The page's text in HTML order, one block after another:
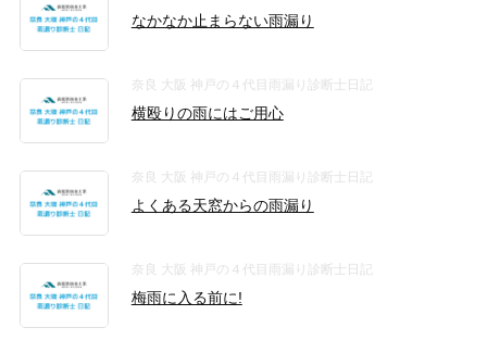
なかなか止まらない雨漏り
奈良 大阪 神戸の４代目雨漏り診断士日記
横殴りの雨にはご用心
奈良 大阪 神戸の４代目雨漏り診断士日記
よくある天窓からの雨漏り
奈良 大阪 神戸の４代目雨漏り診断士日記
梅雨に入る前に!